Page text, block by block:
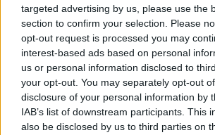
targeted advertising by us, please use the
section to confirm your selection. Please
opt-out request is processed you may
interest-based ads based on personal
us or personal information disclosed to
your opt-out. You may separately opt-out
disclosure of your personal information by
IAB’s list of downstream participants. This
also be disclosed by us to third parties on
19:48
Εξαρθρώθηκε ομάδα που διακινούσε
Αθήνα και στην περιοχή της
Ζωγράφου
19:33
Στέγνωσαν οι βρύσες σε Μαραθίτη και